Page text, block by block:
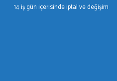
14 iş gün içerisinde iptal ve değişim